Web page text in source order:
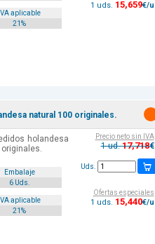
IVA aplicable
21%
1 uds. 15,659€/u
natural 100 originales.
holandesa
Embalaje
6 Uds.
IVA aplicable
21%
Precio neto sin IVA
1 ud.17,718€
Uds.
Ofertas especiales
1 uds. 15,440€/u